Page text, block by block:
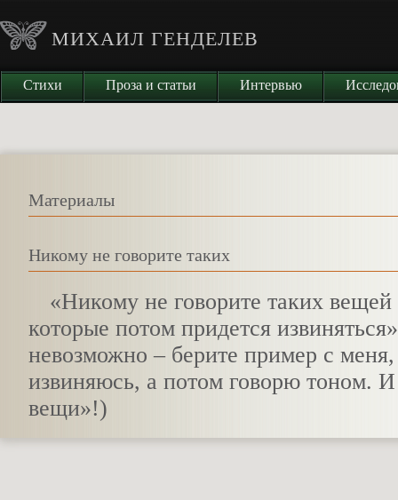
МИХАИЛ ГЕНДЕЛЕВ
Стихи Проза и статьи Интервью
Материалы
Никому не говорите таких
«Никому не говорите таких
которые потом придется
невозможно – берите пример с меня,
извиняюсь, а потом говорю тоном.
вещи»!)